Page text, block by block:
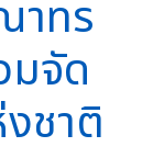
าทร
มจัด
ชาติ